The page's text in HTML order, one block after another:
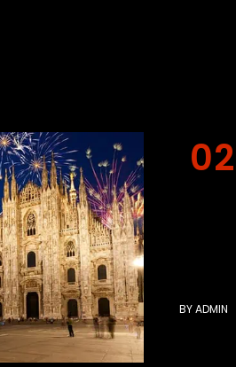
02
BYADMIN